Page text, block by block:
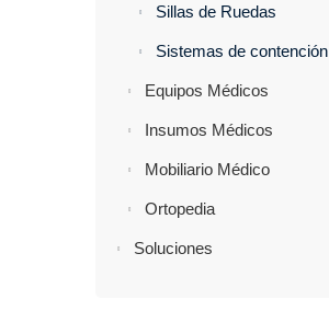
Sillas de Ruedas
Sistemas de contención
Equipos Médicos
Insumos Médicos
Mobiliario Médico
Ortopedia
Soluciones